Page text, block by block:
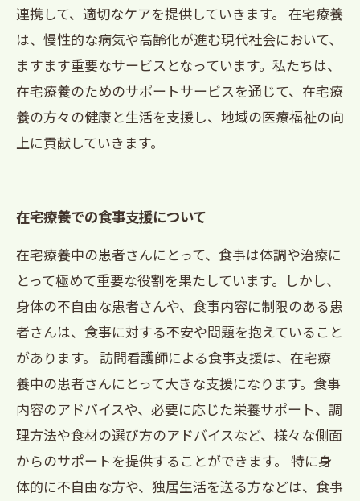
連携して、適切なケアを提供していきます。 在宅療養
は、慢性的な病気や高齢化が進む現代社会において、
ますます重要なサービスとなっています。私たちは、
在宅療養のためのサポートサービスを通じて、在宅療
養の方々の健康と生活を支援し、地域の医療福祉の向
上に貢献していきます。
在宅療養での食事支援について
在宅療養中の患者さんにとって、食事は体調や治療に
とって極めて重要な役割を果たしています。しかし、
身体の不自由な患者さんや、食事内容に制限のある患
者さんは、食事に対する不安や問題を抱えていること
があります。 訪問看護師による食事支援は、在宅療
養中の患者さんにとって大きな支援になります。食事
内容のアドバイスや、必要に応じた栄養サポート、調
理方法や食材の選び方のアドバイスなど、様々な側面
からのサポートを提供することができます。 特に身
体的に不自由な方や、独居生活を送る方などは、食事